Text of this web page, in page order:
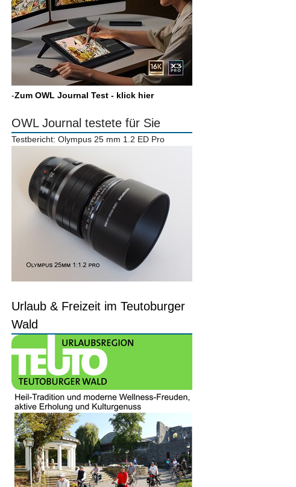
-Zum OWL Journal Test - klick hier
OWL Journal testete für Sie
Testbericht: Olympus 25 mm 1.2 ED Pro
Urlaub & Freizeit im Teutoburger
Wald